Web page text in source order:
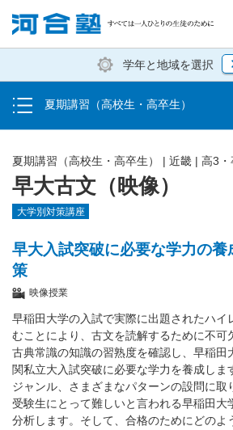
塾生の方 高
学年と地域を選択
夏期講習（高校生・高卒生）
受講料・お申し込み方法
受講開始までの流れ
校舎・教室一覧
早大古文（映像）
夏期講習（高校生・高卒生） | 近畿 | 高3・
大学別対策講座
早大入試突破に必要な学力の養
策
映像授業
早稲田大学の入試で実際に出題されたハイ
むことにより、古文を読解するために不可
古典常識の知識の習熟度を確認し、早稲田
関私立大入試突破に必要な学力を養成しま
ジャンル、さまざまなパターンの設問に取
受験生にとって難しいと言われる早稲田大
分析します。そして、合格のためにどのよ